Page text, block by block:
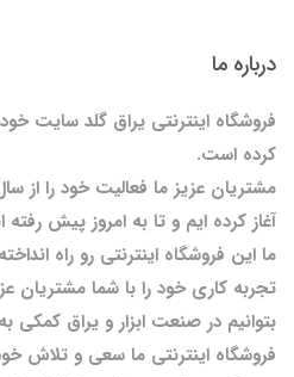
درباره ما
کرده است.
آغاز کرده ایم و تا به امروز پیش رفته
ما این فروشگاه اینترنتی رو راه
تجربه کاری خود را با شما مشتریان
بتوانیم در صنعت ابزار و یراق کمکی
فروشگاه اینترنتی ما سعی و تلاش